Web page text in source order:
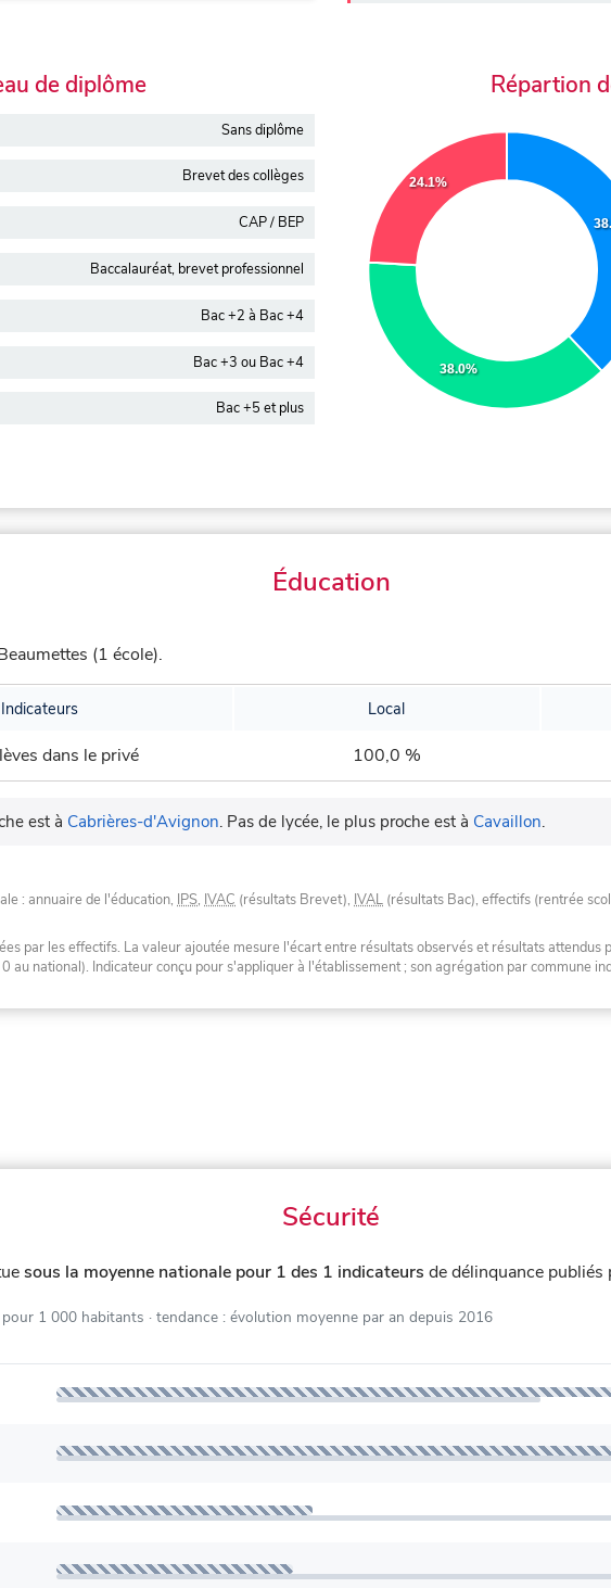
de diplôme
Sans diplôme
Brevet des collèges
CAP / BEP
Baccalauréat, brevet professionnel
Bac +2 à Bac +4
Bac +3 ou Bac +4
Bac +5 et plus
Répartion
38.0%
24.1%
Éducation
(1 école).
Indicateurs Local
dans le privé 100,0 %
est à Cabrières-d'Avignon. Pas de lycée, le plus proche est à Cavaillon.
: annuaire de l'éducation, IPS, IVAC (résultats Brevet), IVAL (résultats Bac), effectifs (rentrée
par les effectifs. La valeur ajoutée mesure l'écart entre résultats observés et résultats attendus
au national). Indicateur conçu pour s'appliquer à l'établissement ; son agrégation par commune
Sécurité
sous la moyenne nationale pour 1 des 1 indicateurs de délinquance
1 000 habitants · tendance : évolution moyenne par an depuis 2016